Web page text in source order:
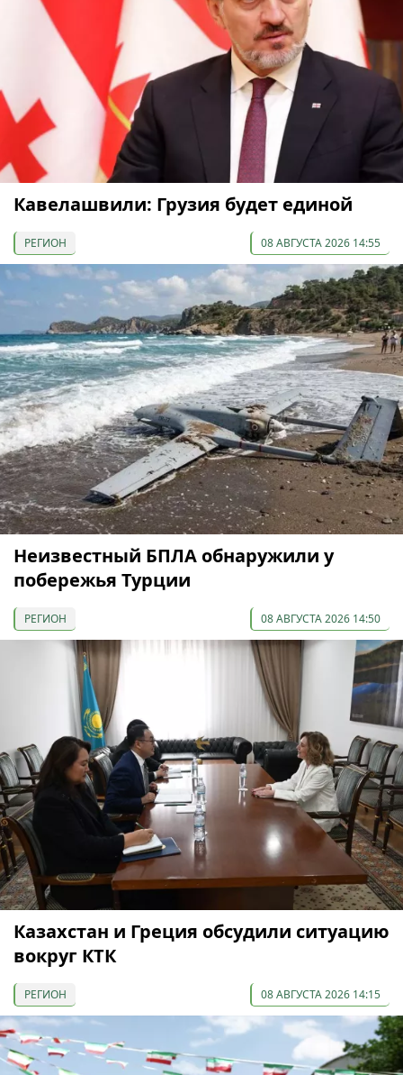
Кавелашвили: Грузия будет единой
РЕГИОН 08 АВГУСТА 2026 14:55
Неизвестный БПЛА обнаружили у
побережья Турции
РЕГИОН 08 АВГУСТА 2026 14:50
Казахстан и Греция обсудили ситуацию
вокруг КТК
РЕГИОН 08 АВГУСТА 2026 14:15